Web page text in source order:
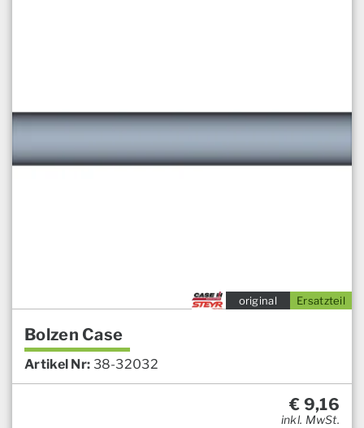
Ersatzteil
original
Bolzen Case
Artikel Nr: 38-32032
€ 9,16
inkl. MwSt.